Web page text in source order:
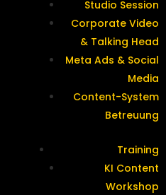
Studio Session
Corporate Video
& Talking Head
Meta Ads & Social
Media
Content-System
Betreuung
Training
KI Content
Workshop